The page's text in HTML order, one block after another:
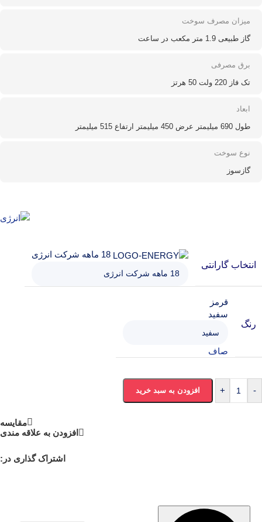
میزان مصرف سوخت
گاز طبیعی 1.9 متر مکعب در ساعت
برق مصرفی
تک فاز 220 ولت 50 هرتز
ابعاد
طول 690 میلیمتر عرض 450 میلیمتر ارتفاع 515 میلیمتر
نوع سوخت
گازسوز
انتخاب گارانتی
18 ماهه شرکت انرژی
رنگ
قرمز
سفید
صاف
-
+ افزودن به سبد خرید
مقایسه
افزودن به علاقه مندی
اشتراک گذاری در: